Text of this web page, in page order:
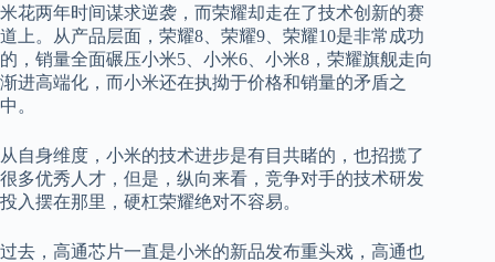
米花两年时间谋求逆袭，而荣耀却走在了技术创新的赛
道上。从产品层面，荣耀8、荣耀9、荣耀10是非常成功
的，销量全面碾压小米5、小米6、小米8，荣耀旗舰走向
渐进高端化，而小米还在执拗于价格和销量的矛盾之
中。
从自身维度，小米的技术进步是有目共睹的，也招揽了
很多优秀人才，但是，纵向来看，竞争对手的技术研发
投入摆在那里，硬杠荣耀绝对不容易。
过去，高通芯片一直是小米的新品发布重头戏，高通也